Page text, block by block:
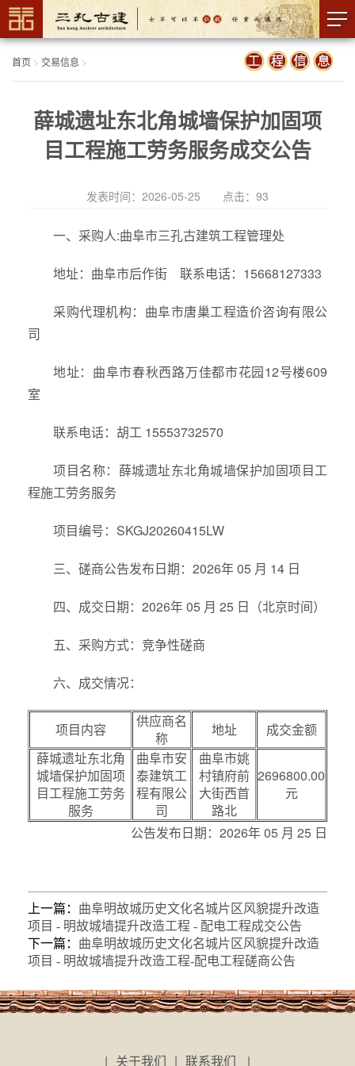
首页 > 交易信息 >
薛城遗址东北角城墙保护加固项
目工程施工劳务服务成交公告
发表时间：2026-05-25 点击： 93
一、采购人:曲阜市三孔古建筑工程管理处
地址：曲阜市后作街 联系电话：15668127333
采购代理机构：曲阜市唐巢工程造价咨询有限公
司
地址：曲阜市春秋西路万佳都市花园12号楼609
室
联系电话：胡工 15553732570
项目名称：薛城遗址东北角城墙保护加固项目工
程施工劳务服务
项目编号：SKGJ20260415LW
三、磋商公告发布日期：2026年 05 月 14 日
四、成交日期：2026年 05 月 25 日（北京时间）
五、采购方式：竞争性磋商
六、成交情况：
项目内容
供应商名
称
地址
成交金额
薛城遗址东北角
城墙保护加固项
目工程施工劳务
服务
曲阜市安
泰建筑工
程有限公
司
曲阜市姚
村镇府前
大街西首
路北
2696800.00
元
公告发布日期：2026年 05 月 25 日
上一篇： 曲阜明故城历史文化名城片区风貌提升改造
项目 - 明故城墙提升改造工程 - 配电工程成交公告
下一篇： 曲阜明故城历史文化名城片区风貌提升改造
项目 - 明故城墙提升改造工程-配电工程磋商公告
| 关于我们 | 联系我们 |